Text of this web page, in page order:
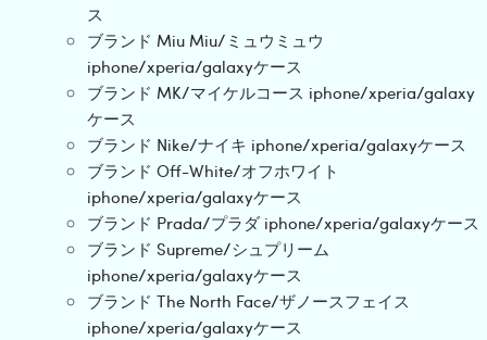
ス
ブランド Miu Miu/ミュウミュウ
iphone/xperia/galaxyケース
ブランド MK/マイケルコース iphone/xperia/galaxy
ケース
ブランド Nike/ナイキ iphone/xperia/galaxyケース
ブランド Off-White/オフホワイト
iphone/xperia/galaxyケース
ブランド Prada/プラダ iphone/xperia/galaxyケース
ブランド Supreme/シュプリーム
iphone/xperia/galaxyケース
ブランド The North Face/ザノースフェイス
iphone/xperia/galaxyケース